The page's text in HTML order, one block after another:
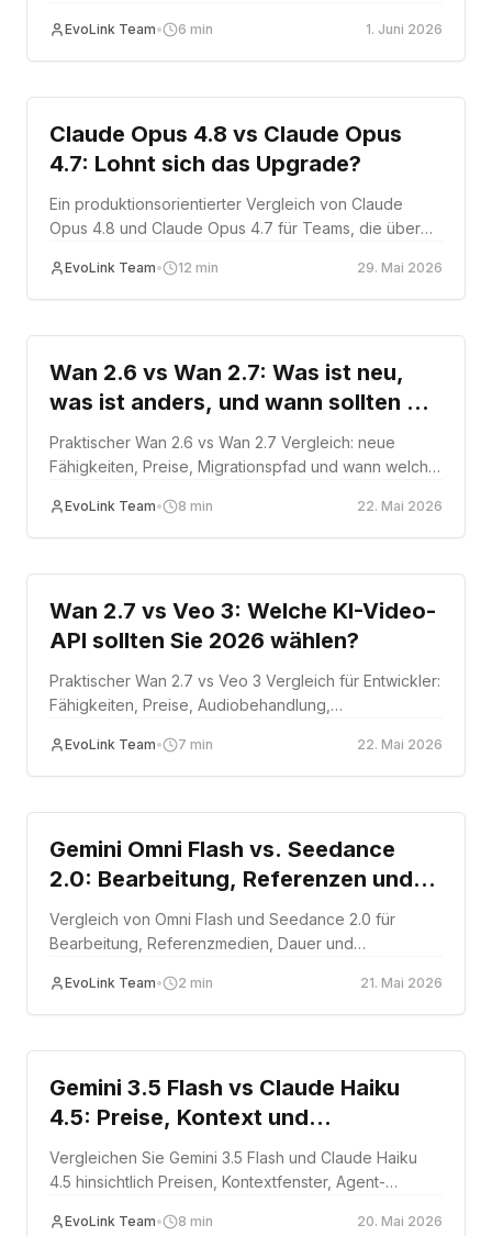
Agent-Fit und Fallback-Strategie.
EvoLink Team• 6 min 1. Juni 2026
Comparison
Claude Opus 4.8 vs Claude Opus
4.7: Lohnt sich das Upgrade?
Ein produktionsorientierter Vergleich von Claude
Opus 4.8 und Claude Opus 4.7 für Teams, die über
EvoLink Team• 12 min 29. Mai 2026
Comparison
Wan 2.6 vs Wan 2.7: Was ist neu,
was ist anders, und wann sollten Sie
upgraden?
Praktischer Wan 2.6 vs Wan 2.7 Vergleich: neue
Fähigkeiten, Preise, Migrationspfad und wann welche
EvoLink Team• 8 min 22. Mai 2026
Comparison
Wan 2.7 vs Veo 3: Welche KI-Video-
API sollten Sie 2026 wählen?
Praktischer Wan 2.7 vs Veo 3 Vergleich für Entwickler:
Fähigkeiten, Preise, Audiobehandlung,
EvoLink Team• 7 min 22. Mai 2026
Comparison
Gemini Omni Flash vs. Seedance
2.0: Bearbeitung, Referenzen und
API-Einsatz
Vergleich von Omni Flash und Seedance 2.0 für
Bearbeitung, Referenzmedien, Dauer und
EvoLink Team• 2 min 21. Mai 2026
Comparison
Gemini 3.5 Flash vs Claude Haiku
4.5: Preise, Kontext und
Produktions-Routing
Vergleichen Sie Gemini 3.5 Flash und Claude Haiku
4.5 hinsichtlich Preisen, Kontextfenster, Agent-
passende kosteneffiziente Modell zu wählen.
EvoLink Team• 8 min 20. Mai 2026